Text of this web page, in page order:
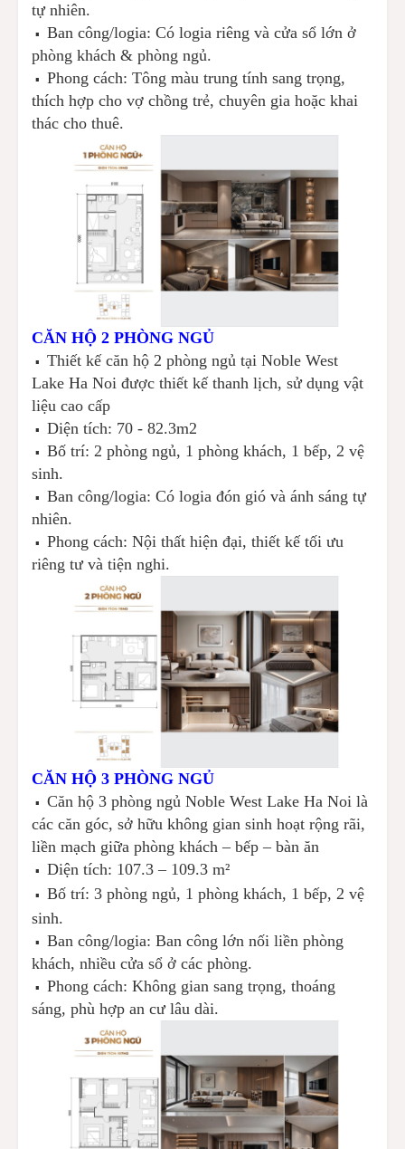
tự nhiên.
▪️Ban công/logia: Có logia riêng và cửa sổ lớn ở
phòng khách & phòng ngủ.
▪️Phong cách: Tông màu trung tính sang trọng,
thích hợp cho vợ chồng trẻ, chuyên gia hoặc khai
thác cho thuê.
CĂN HỘ 2 PHÒNG NGỦ
▪️Thiết kế căn hộ 2 phòng ngủ tại Noble West
Lake Ha Noi được thiết kế thanh lịch, sử dụng vật
liệu cao cấp
▪️Diện tích: 70 - 82.3m2
▪️Bố trí: 2 phòng ngủ, 1 phòng khách, 1 bếp, 2 vệ
sinh.
▪️Ban công/logia: Có logia đón gió và ánh sáng tự
nhiên.
▪️Phong cách: Nội thất hiện đại, thiết kế tối ưu
riêng tư và tiện nghi.
CĂN HỘ 3 PHÒNG NGỦ
▪️Căn hộ 3 phòng ngủ Noble West Lake Ha Noi là
các căn góc, sở hữu không gian sinh hoạt rộng rãi,
liền mạch giữa phòng khách – bếp – bàn ăn
▪️Diện tích: 107.3 – 109.3 m²
▪️Bố trí: 3 phòng ngủ, 1 phòng khách, 1 bếp, 2 vệ
sinh.
▪️Ban công/logia: Ban công lớn nối liền phòng
khách, nhiều cửa sổ ở các phòng.
▪️Phong cách: Không gian sang trọng, thoáng
sáng, phù hợp an cư lâu dài.